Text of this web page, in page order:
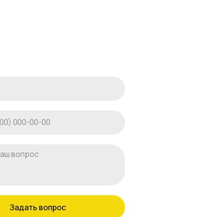
Задать вопрос